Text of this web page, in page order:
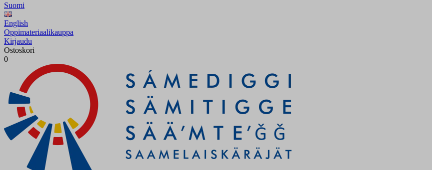
Suomi
English
Oppimateriaalikauppa
Kirjaudu
Ostoskori
0